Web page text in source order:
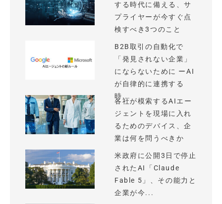
する時代に備える、サ
プライヤーが今すぐ点
検すべき3つのこと
B2B取引の自動化で
「発見されない企業」
にならないために ーAI
が自律的に連携する
時...
各社が模索するAIエー
ジェントを現場に入れ
るためのデバイス、企
業は何を問うべきか
米政府に公開3日で停止
されたAI「Claude
Fable 5」、その能力と
企業が今...